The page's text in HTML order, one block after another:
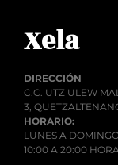
Xela
DIRECCIÓN
C.C. UTZ ULEW
3,
HORARIO:
LUNES A
10:00 A 20:00